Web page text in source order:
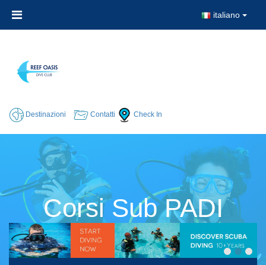
italiano
Destinazioni Contatti Check In
Corsi Sub PADI